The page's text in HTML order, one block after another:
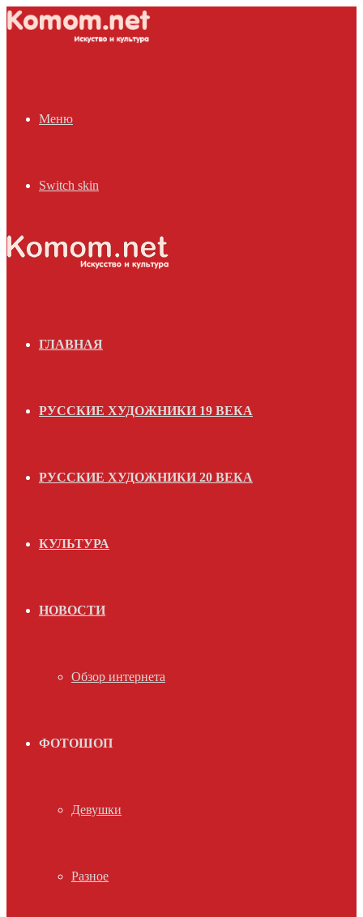
Меню
Switch skin
ГЛАВНАЯ
РУССКИЕ ХУДОЖНИКИ 19 ВЕКА
РУССКИЕ ХУДОЖНИКИ 20 ВЕКА
КУЛЬТУРА
НОВОСТИ
Обзор интернета
ФОТОШОП
Девушки
Разное